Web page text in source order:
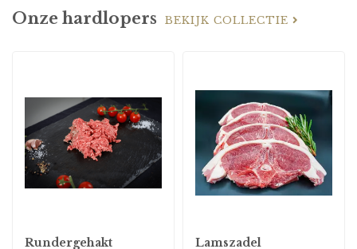
Onze hardlopers BEKIJK COLLECTIE
Rundergehakt Lamszadel